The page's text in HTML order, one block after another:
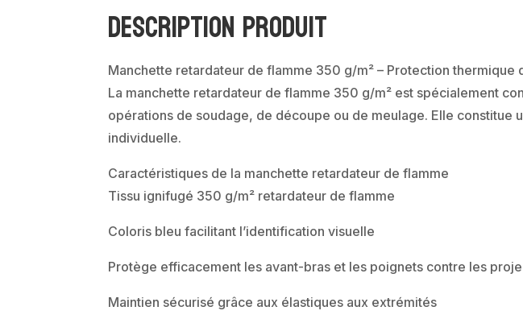
Description produit
Manchette retardateur de flamme 350 g/m² – Protection thermique
La manchette retardateur de flamme 350 g/m² est spécialement
opérations de soudage, de découpe ou de meulage. Elle
individuelle.
Caractéristiques de la manchette retardateur de flamme
Tissu ignifugé 350 g/m² retardateur de flamme
Coloris bleu facilitant l’identification visuelle
Protège efficacement les avant-bras et les poignets contre les
Maintien sécurisé grâce aux élastiques aux extrémités